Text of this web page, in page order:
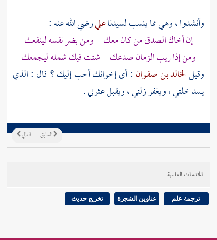
وأنشدوا ، وهي مما ينسب لسيدناعليرضي الله عنه :
إن أخاك الصدق من كان معك ومن يضر نفسه لينفعك
ومن إذا ريب الزمان صدعك شتت فيك شمله ليجمعك
وقيللخالد بن صفوان : أي إخوانك أحب إليك ؟ قال : الذي
يسد خلتي ، ويغفر زلتي ، ويقبل عثرتي .
التالي السابق
الخدمات العلمية
ترجمة علم عناوين الشجرة تخريج حديث